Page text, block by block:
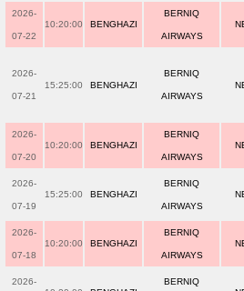
2026-
07-22
10:20:00 BENGHAZI
BERNIQ
AIRWAYS
2026-
07-21
15:25:00 BENGHAZI
BERNIQ
AIRWAYS
2026-
07-20
10:20:00 BENGHAZI
BERNIQ
AIRWAYS
2026-
07-19
15:25:00 BENGHAZI
BERNIQ
AIRWAYS
2026-
07-18
10:20:00 BENGHAZI
BERNIQ
AIRWAYS
2026- BERNIQ